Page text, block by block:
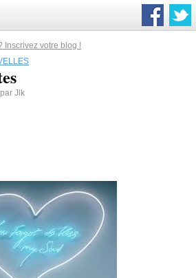
Inscrivez votre blog !
Jlk